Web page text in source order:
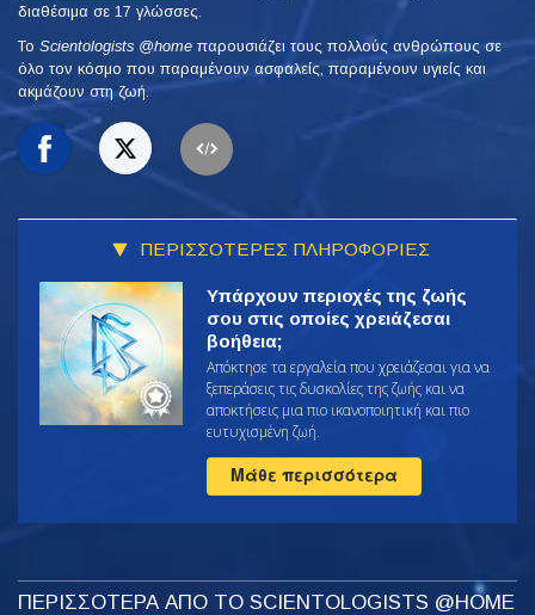
διαθέσιμα σε 17 γλώσσες.
To Scientologists @home παρουσιάζει τους πολλούς ανθρώπους σε
όλο τον κόσμο που παραμένουν ασφαλείς, παραμένουν υγιείς και
ακμάζουν στη ζωή.
ΠΕΡΙΣΣΟΤΕΡΕΣ ΠΛΗΡΟΦΟΡΙΕΣ
Υπάρχουν περιοχές της ζωής
σου στις οποίες χρειάζεσαι
βοήθεια;
Απόκτησε τα εργαλεία που χρειάζεσαι για να
ξεπεράσεις τις δυσκολίες της ζωής και να
αποκτήσεις μια πιο ικανοποιητική και πιο
ευτυχισμένη ζωή.
Μάθε περισσότερα
ΠΕΡΙΣΣΟΤΕΡΑ ΑΠΟ ΤΟ SCIENTOLOGISTS @HOME